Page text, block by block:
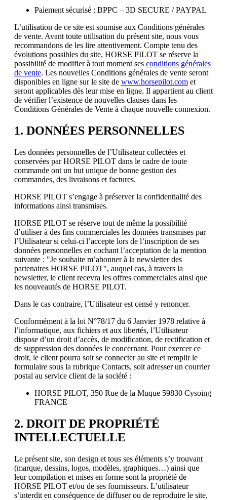
Paiement sécurisé : BPPC – 3D SECURE / PAYPAL
L’utilisation de ce site est soumise aux Conditions générales
de vente. Avant toute utilisation du présent site, nous vous
recommandons de les lire attentivement. Compte tenu des
évolutions possibles du site, HORSE PILOT se réserve la
possibilité de modifier à tout moment ses conditions générales
de vente. Les nouvelles Conditions générales de vente seront
disponibles en ligne sur le site de www.horsepilot.com et
seront applicables dès leur mise en ligne. Il appartient au client
de vérifier l’existence de nouvelles clauses dans les
Conditions Générales de Vente à chaque nouvelle connexion.
1. DONNÉES PERSONNELLES
Les données personnelles de l’Utilisateur collectées et
conservées par HORSE PILOT dans le cadre de toute
commande ont un but unique de bonne gestion des
commandes, des livraisons et factures.
HORSE PILOT s’engage à préserver la confidentialité des
informations ainsi transmises.
HORSE PILOT se réserve tout de même la possibilité
d’utiliser à des fins commerciales les données transmises par
l’Utilisateur si celui-ci l’accepte lors de l’inscription de ses
données personnelles en cochant l’acceptation de la mention
suivante : "Je souhaite m’abonner à la newsletter des
partenaires HORSE PILOT", auquel cas, à travers la
newsletter, le client recevra les offres commerciales ainsi que
les nouveautés de HORSE PILOT.
Dans le cas contraire, l’Utilisateur est censé y renoncer.
Conformément à la loi N°78/17 du 6 Janvier 1978 relative à
l’informatique, aux fichiers et aux libertés, l’Utilisateur
dispose d’un droit d’accès, de modification, de rectification et
de suppression des données le concernant. Pour exercer ce
droit, le client pourra soit se connecter au site et remplir le
formulaire sous la rubrique Contacts, soit adresser un courrier
postal au service client de la société :
HORSE PILOT, 350 Rue de la Muque 59830 Cysoing
FRANCE
2. DROIT DE PROPRIÉTÉ
INTELLECTUELLE
Le présent site, son design et tous ses éléments s’y trouvant
(marque, dessins, logos, modèles, graphiques…) ainsi que
leur compilation et mises en forme sont la propriété de
HORSE PILOT et/ou de ses fournisseurs. L’utilisateur
s’interdit en conséquence de diffuser ou de reproduire le site,